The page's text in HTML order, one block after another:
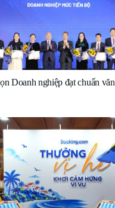
Doanh nghiệp đạt chuẩn